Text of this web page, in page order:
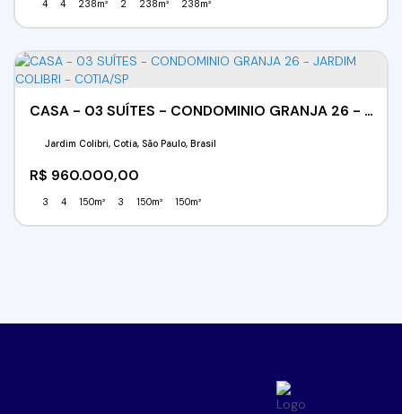
4 4 238m² 2 238m² 238m²
CASA - 03 SUÍTES - CONDOMINIO GRANJA 26 - JARDIM COLIBRI - COTIA/SP
R$ 960.000,00
Jardim Colibri, Cotia, São Paulo, Brasil
3 4 150m² 3 150m² 150m²